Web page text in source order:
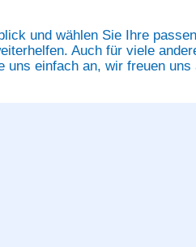
und wählen Sie Ihre
Auch für viele
uns einfach an, wir freuen uns